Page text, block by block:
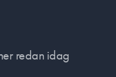
redan idag